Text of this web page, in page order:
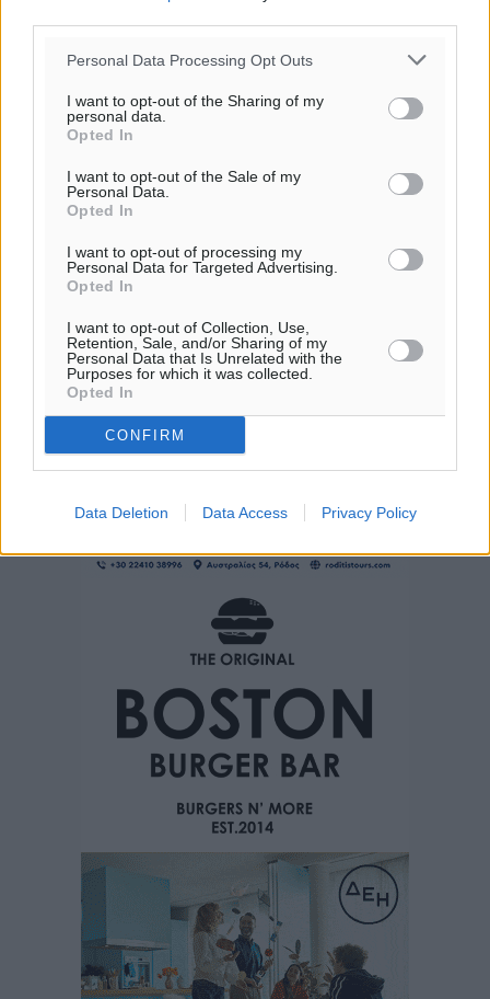
Personal Data Processing Opt Outs
I want to opt-out of the Sharing of my
personal data.
Opted In
I want to opt-out of the Sale of my
Personal Data.
Opted In
I want to opt-out of processing my
Personal Data for Targeted Advertising.
Opted In
I want to opt-out of Collection, Use,
Retention, Sale, and/or Sharing of my
Personal Data that Is Unrelated with the
Purposes for which it was collected.
Opted In
CONFIRM
Data Deletion Data Access Privacy Policy
06:20